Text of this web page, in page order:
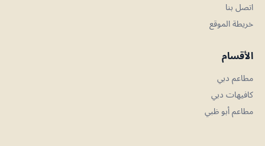
اتصل بنا
خريطة الموقع
الأقسام
مطاعم دبي
كافيهات دبي
مطاعم أبو ظبي